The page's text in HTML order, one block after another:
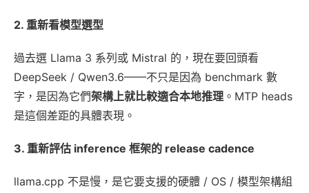
2. 重新看模型選型
過去選 Llama 3 系列或 Mistral 的，現在要回頭看
DeepSeek / Qwen3.6——不只是因為 benchmark 數
字，是因為它們架構上就比較適合本地推理 。MTP heads
是這個差距的具體表現。
3. 重新評估 inference 框架的 release cadence
llama.cpp 不是慢，是它要支援的硬體 / OS / 模型架構組